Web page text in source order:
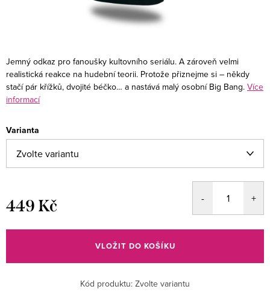
Jemný odkaz pro fanoušky kultovního seriálu. A zároveň velmi
realistická reakce na hudební teorii. Protože přiznejme si – někdy
stačí pár křížků, dvojité béčko… a nastává malý osobní Big Bang. Více
informací
Varianta
449 Kč
cena:
VLOŽIT DO KOŠÍKU
Kód produktu: Zvolte variantu